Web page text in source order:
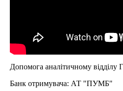
Допомога аналітичному відділу
Банк отримувача: АТ "ПУМБ"